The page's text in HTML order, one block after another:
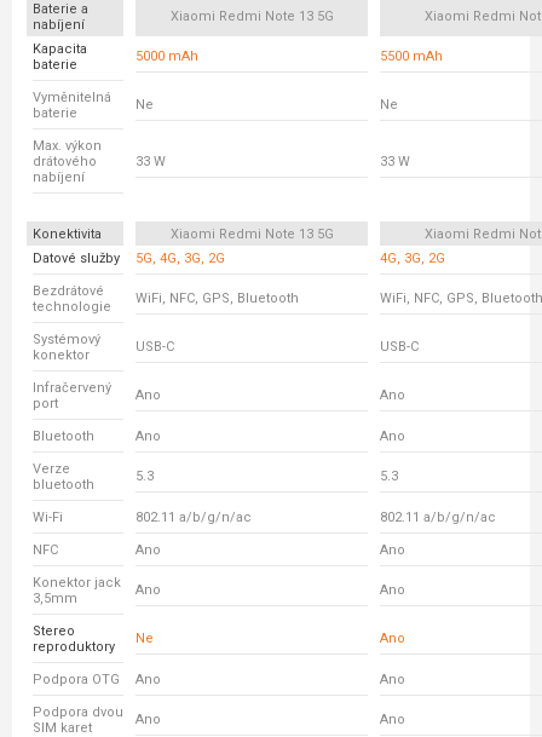
Baterie a
nabíjení
Xiaomi Redmi Note 13 5G Xiaomi Redmi
Kapacita
baterie
5000 mAh 5500 mAh
Vyměnitelná
baterie
Ne Ne
Max. výkon
drátového
nabíjení
33 W 33 W
Konektivita Xiaomi Redmi Note 13 5G
Xiaomi Redmi
Datové služby
5G, 4G, 3G, 2G 4G, 3G, 2G
Bezdrátové
technologie
WiFi, NFC, GPS, Bluetooth WiFi, NFC, GPS, Bluetooth
Systémový
konektor
USB-C USB-C
Infračervený
port
Ano Ano
Bluetooth Ano Ano
Verze
bluetooth
5.3 5.3
Wi-Fi 802.11 a/b/g/n/ac 802.11 a/b/g/n/ac
NFC Ano Ano
Konektor jack
3,5mm
Ano Ano
Stereo
reproduktory
Ne Ano
Podpora OTG Ano Ano
Podpora dvou
SIM karet
Ano Ano